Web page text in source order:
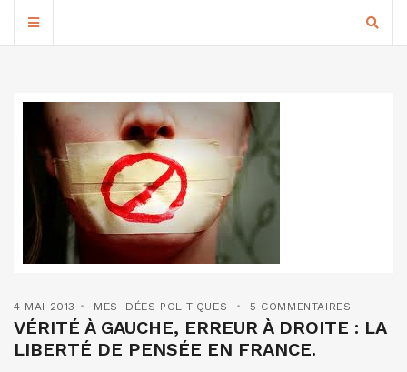
4 MAI 2013 MES IDÉES POLITIQUES 5 COMMENTAIRES
VÉRITÉ À GAUCHE, ERREUR À DROITE : LA
LIBERTÉ DE PENSÉE EN FRANCE.